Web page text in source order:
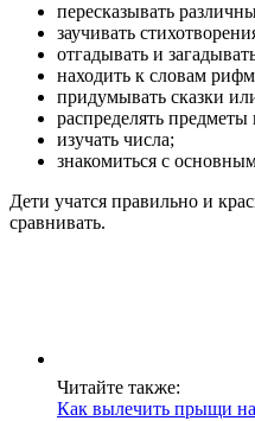
пересказывать
заучивать
отгадывать и
находить к словам
придумывать сказки
распределять
изучать числа;
знакомиться с
Дети учатся правильно и
сравнивать.
Читайте также:
Как вылечить прыщи